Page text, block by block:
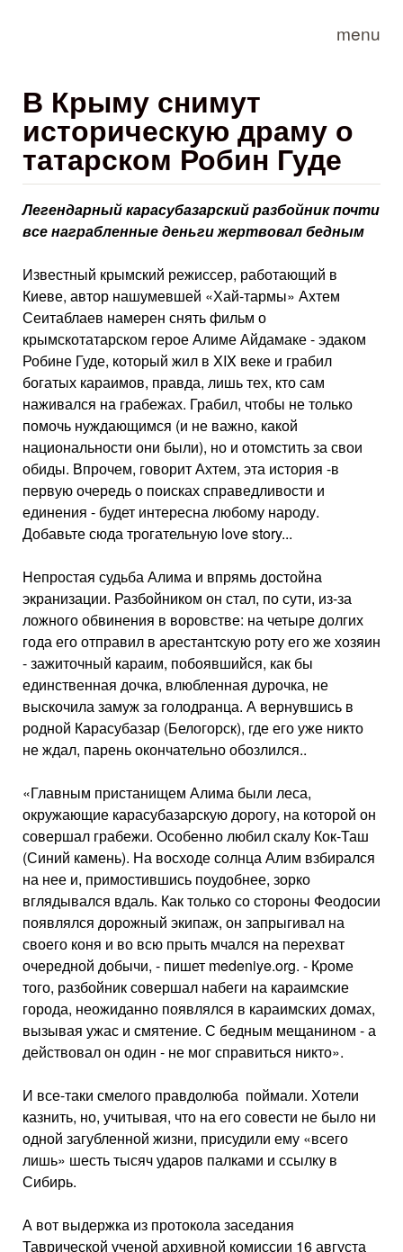
menu
В Крыму снимут
историческую драму о
татарском Робин Гуде
Легендарный карасубазарский разбойник почти
все награбленные деньги жертвовал бедным
Известный крымский режиссер, работающий в
Киеве, автор нашумевшей «Хай-тармы» Ахтем
Сеитаблаев намерен снять фильм о
крымскотатарском герое Алиме Айдамаке - эдаком
Робине Гуде, который жил в XIX веке и грабил
богатых караимов, правда, лишь тех, кто сам
наживался на грабежах. Грабил, чтобы не только
помочь нуждающимся (и не важно, какой
национальности они были), но и отомстить за свои
обиды. Впрочем, говорит Ахтем, эта история -в
первую очередь о поисках справедливости и
единения - будет интересна любому народу.
Добавьте сюда трогательную love story...
Непростая судьба Алима и впрямь достойна
экранизации. Разбойником он стал, по сути, из-за
ложного обвинения в воровстве: на четыре долгих
года его отправил в арестантскую роту его же хозяин
- зажиточный караим, побоявшийся, как бы
единственная дочка, влюбленная дурочка, не
выскочила замуж за голодранца. А вернувшись в
родной Карасубазар (Белогорск), где его уже никто
не ждал, парень окончательно обозлился..
«Главным пристанищем Алима были леса,
окружающие карасубазарскую дорогу, на которой он
совершал грабежи. Особенно любил скалу Кок-Таш
(Синий камень). На восходе солнца Алим взбирался
на нее и, примостившись поудобнее, зорко
вглядывался вдаль. Как только со стороны Феодосии
появлялся дорожный экипаж, он запрыгивал на
своего коня и во всю прыть мчался на перехват
очередной добычи, - пишет medeniye.org. - Кроме
того, разбойник совершал набеги на караимские
города, неожиданно появлялся в караимских домах,
вызывая ужас и смятение. С бедным мещанином - а
действовал он один - не мог справиться никто».
И все-таки смелого правдолюба поймали. Хотели
казнить, но, учитывая, что на его совести не было ни
одной загубленной жизни, присудили ему «всего
лишь» шесть тысяч ударов палками и ссылку в
Сибирь.
А вот выдержка из протокола заседания
Таврической ученой архивной комиссии 16 августа